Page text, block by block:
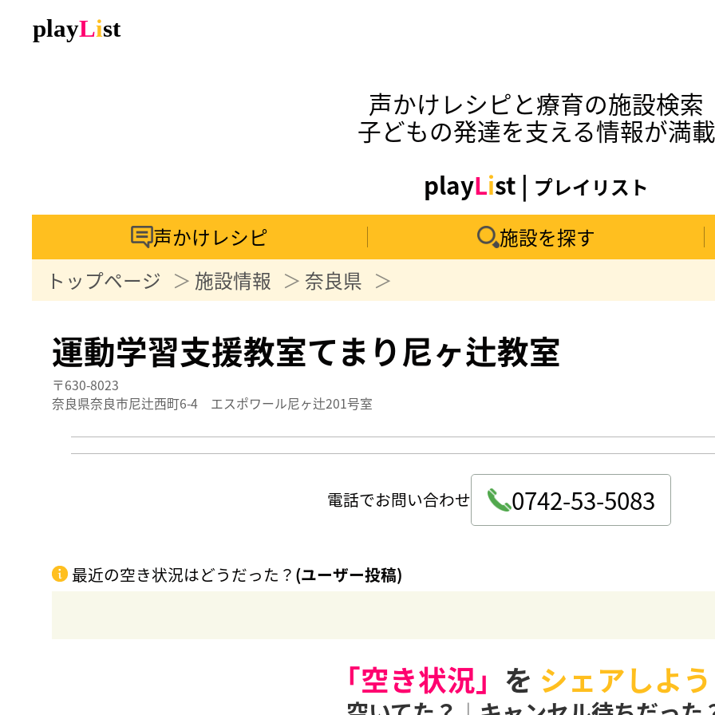
声かけレシピと療育の施設検索
子どもの発達を支える情報が満載
playList | プレイリスト
声かけレシピ
施設を探す
トップページ
施設情報 奈良県
運動学習支援教室てまり尼ヶ辻教室
〒630-8023
奈良県奈良市尼辻西町6-4 エスポワール尼ヶ辻201号室
電話でお問い合わせ 0742-53-5083
最近の空き状況はどうだった？ (ユーザー投稿)
「空き状況」 を シェアしよ